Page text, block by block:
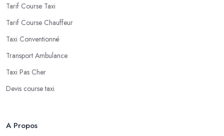
Tarif Course Taxi
Tarif Course Chauffeur
Taxi Conventionné
Transport Ambulance
Taxi Pas Cher
Devis course taxi
A Propos